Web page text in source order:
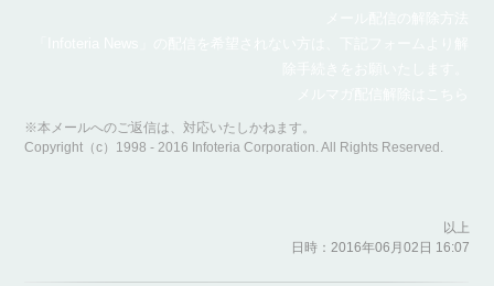
※本メールへのご返信は、対応いたしかねます。
Copyright（c）1998 - 2016 Infoteria Corporation. All Rights Reserved.
以上
日時：2016年06月02日 16:07